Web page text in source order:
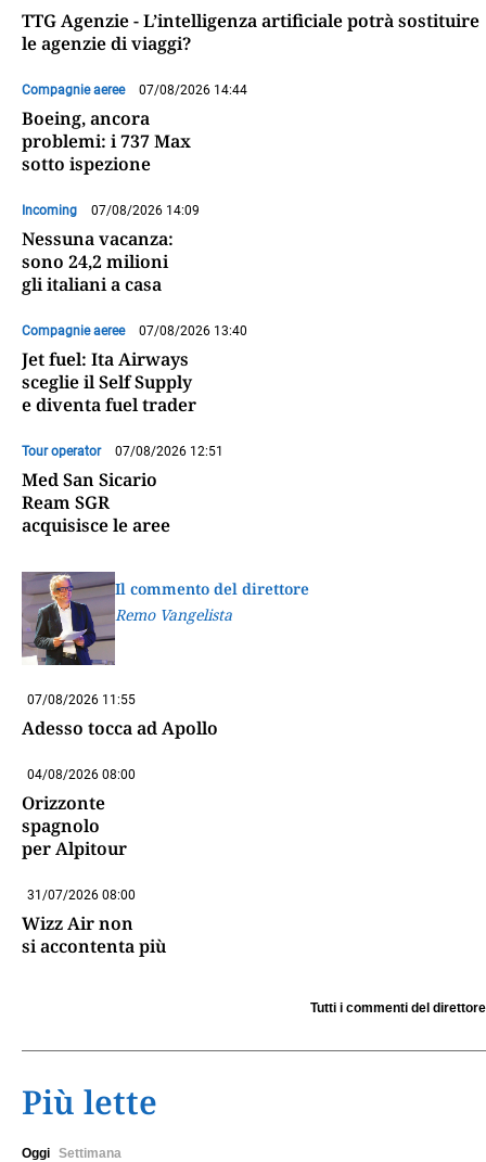
TTG Agenzie - L’intelligenza artificiale potrà sostituire
le agenzie di viaggi?
Compagnie aeree 07/08/2026 14:44
Boeing, ancora
problemi: i 737 Max
sotto ispezione
Incoming 07/08/2026 14:09
Nessuna vacanza:
sono 24,2 milioni
gli italiani a casa
Compagnie aeree 07/08/2026 13:40
Jet fuel: Ita Airways
sceglie il Self Supply
e diventa fuel trader
Tour operator 07/08/2026 12:51
Med San Sicario
Ream SGR
acquisisce le aree
Il commento del direttore
Remo Vangelista
07/08/2026 11:55
Adesso tocca ad Apollo
04/08/2026 08:00
Orizzonte
spagnolo
per Alpitour
31/07/2026 08:00
Wizz Air non
si accontenta più
Tutti i commenti del direttore
Più lette
Oggi Settimana